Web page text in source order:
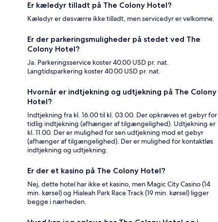
Er kæledyr tilladt på The Colony Hotel?
Kæledyr er desværre ikke tilladt, men servicedyr er velkomne.
Er der parkeringsmuligheder på stedet ved The
Colony Hotel?
Ja. Parkeringsservice koster 40.00 USD pr. nat.
Langtidsparkering koster 40.00 USD pr. nat.
Hvornår er indtjekning og udtjekning på The Colony
Hotel?
Indtjekning fra kl. 16.00 til kl. 03.00. Der opkræves et gebyr for
tidlig indtjekning (afhænger af tilgængelighed). Udtjekning er
kl. 11.00. Der er mulighed for sen udtjekning mod et gebyr
(afhænger af tilgængelighed). Der er mulighed for kontaktløs
indtjekning og udtjekning.
Er der et kasino på The Colony Hotel?
Nej, dette hotel har ikke et kasino, men Magic City Casino (14
min. kørsel) og Hialeah Park Race Track (19 min. kørsel) ligger
begge i nærheden.